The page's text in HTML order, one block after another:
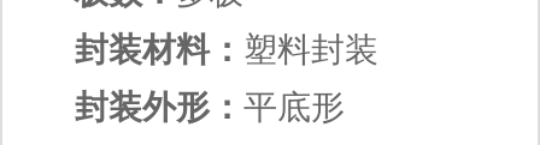
封装材料： 塑料封装
封装外形： 平底形